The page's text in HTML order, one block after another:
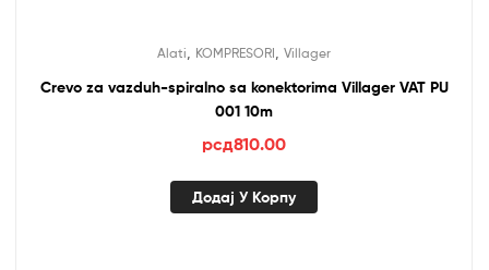
Alati KOMPRESORI Villager
Crevo za vazduh-spiralno sa konektorima Villager VAT PU
001 10m
рсд810.00
Додај У Корпу